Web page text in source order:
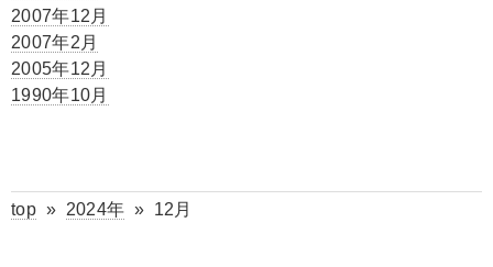
2007年12月
2007年2月
2005年12月
1990年10月
top» 2024年 » 12月